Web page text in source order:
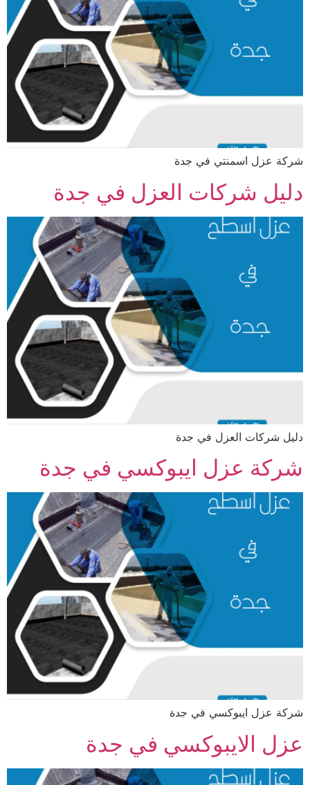
شركة عزل اسمنتي في جدة
دليل شركات العزل في جدة
دليل شركات العزل في جدة
شركة عزل ايبوكسي في جدة
شركة عزل ايبوكسي في جدة
عزل الايبوكسي في جدة